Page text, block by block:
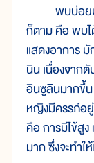
พบบ่อยมาก
ก็ตาม คือ พบ
แสดงอาการ
นิน เนื่องจาก
อินซูลินมากขึ้น
หญิงมีครรภ์อยู่
คือ การมีไข้สูง
มาก ซึ่งจะทำ